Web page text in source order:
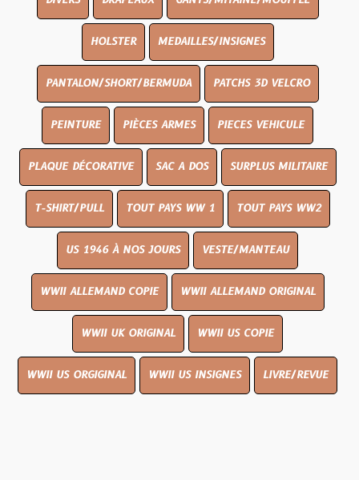
HOLSTER MEDAILLES/INSIGNES
PANTALON/SHORT/BERMUDA PATCHS 3D VELCRO
PEINTURE PIÈCES ARMES PIECES VEHICULE
PLAQUE DÉCORATIVE SAC A DOS SURPLUS MILITAIRE
T-SHIRT/PULL TOUT PAYS WW 1 TOUT PAYS WW2
US 1946 À NOS JOURS VESTE/MANTEAU
WWII ALLEMAND COPIE WWII ALLEMAND ORIGINAL
WWII UK ORIGINAL WWII US COPIE
WWII US ORGIGINAL WWII US INSIGNES LIVRE/REVUE